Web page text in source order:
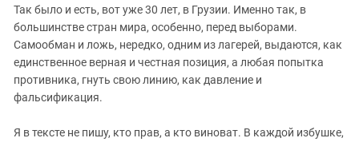
Ставропольский край
Чечня
Южная Осетия
Южный Кавказ
Так было и есть, вот уже 30 лет, в Грузии. Именно так, в
большинстве стран мира, особенно, перед выборами.
Самообман и ложь, нередко, одним из лагерей, выдаются, как
единственное верная и честная позиция, а любая попытка
противника, гнуть свою линию, как давление и
фальсификация.
Я в тексте не пишу, кто прав, а кто виноват. В каждой избушке,